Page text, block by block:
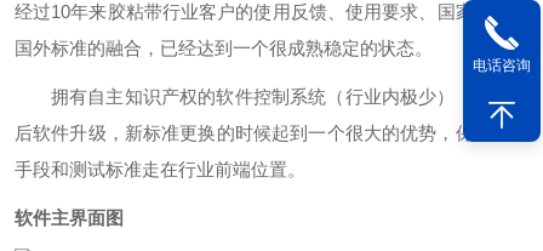
经过10年来胶粘带行业客户的使用反馈、使用要求、国家标准和
国外标准的融合，已经达到一个很成熟稳定的状态。
拥有自主知识产权的软件控制系统（行业内极少），在对以
后软件升级，新标准更换的时候起到一个很大的优势，保证测试
手段和测试标准走在行业前端位置。
软件主界面图
电话咨询